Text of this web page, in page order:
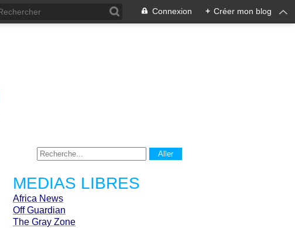
Connexion + Créer mon blog
MEDIAS LIBRES
Africa News
Off Guardian
The Gray Zone